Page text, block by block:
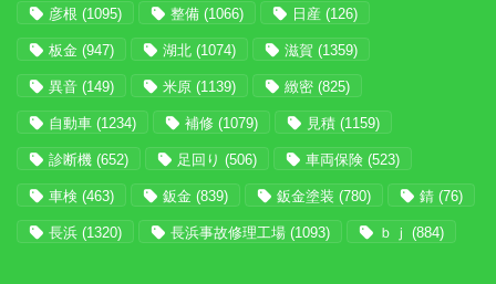
彦根 (1095) 整備 (1066) 日産 (126)
板金 (947) 湖北 (1074) 滋賀 (1359)
異音 (149) 米原 (1139) 緻密 (825)
自動車 (1234) 補修 (1079) 見積 (1159)
診断機 (652) 足回り (506) 車両保険 (523)
車検 (463) 鈑金 (839) 鈑金塗装 (780) 錆 (76)
長浜 (1320) 長浜事故修理工場 (1093) ｂｊ (884)